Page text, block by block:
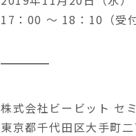
17：00 ～ 18：10（受
株式会社ビービット セ
東京都千代田区大手町